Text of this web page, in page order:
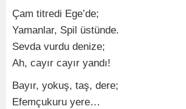
Çam titredi Ege’de;
Yamanlar, Spil üstünde.
Sevda vurdu denize;
Ah, cayır cayır yandı!
Bayır, yokuş, taş, dere;
Efemçukuru yere…